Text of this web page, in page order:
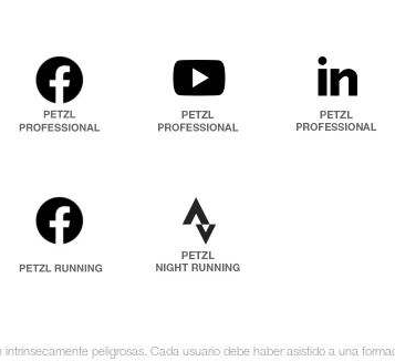
intrínsecamente peligrosas. Cada usuario debe haber asistido a una